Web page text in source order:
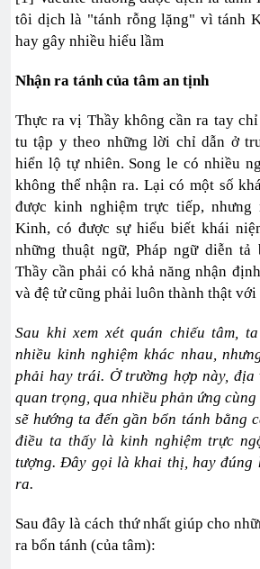
tôi dịch là "tánh rỗng lặng" vì tánh
hay gây nhiều hiểu lầm
Nhận ra tánh của tâm an tịnh
Thực ra vị Thầy không cần ra tay
tu tập y theo những lời chỉ dẫn ở
hiển lộ tự nhiên. Song le có nhiều
không thể nhận ra. Lại có một số
được kinh nghiệm trực tiếp, nhưng
Kinh, có được sự hiểu biết khái
những thuật ngữ, Pháp ngữ diễn
Thầy cần phải có khả năng nhận
và đệ tử cũng phải luôn thành thật với
Sau khi xem xét quán chiếu tâm,
nhiều kinh nghiệm khác nhau,
phải hay trái. Ở trường hợp này, địa
quan trọng, qua nhiều phản ứng
sẽ hướng ta đến gần bổn tánh bằng
điều ta thấy là kinh nghiệm trực
tượng. Ðây gọi là khai thị, hay đúng
ra.
Sau đây là cách thứ nhất giúp cho
ra bổn tánh (của tâm):